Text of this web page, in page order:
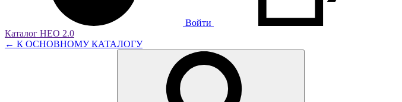
Войти
Каталог НЕО 2.0
← К ОСНОВНОМУ КАТАЛОГУ